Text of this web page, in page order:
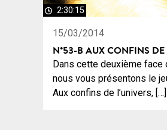
2:30:15
15/03/2014
N°53-B AUX CONFINS DE
Dans cette deuxième face
nous vous présentons le
Aux confins de l’univers, […]